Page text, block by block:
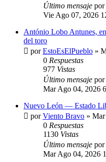
Último mensaje por
Vie Ago 07, 2026
António Lobo Antunes,
del toro
porEstoEsElPueblo »
0 Respuestas
977 Vistas
Último mensaje por
Mar Ago 04, 2026
Nuevo León — Estado
porViento Bravo »
0 Respuestas
1130 Vistas
Último mensaje por
Mar Ago 04, 2026